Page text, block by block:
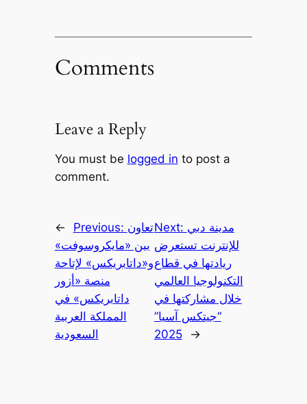
Comments
Leave a Reply
You must be logged in to post a
comment.
← Previous: تعاون
بين «مايكروسوفت»
و«داتابريكس» لإتاحة
منصة «أزور
داتابريكس» في
المملكة العربية
السعودية
Next: مدينة دبي
للإنترنت تستعرض
ريادتها في قطاع
التكنولوجيا العالمي
خلال مشاركتها في
“جيتكس آسيا”
2025
→